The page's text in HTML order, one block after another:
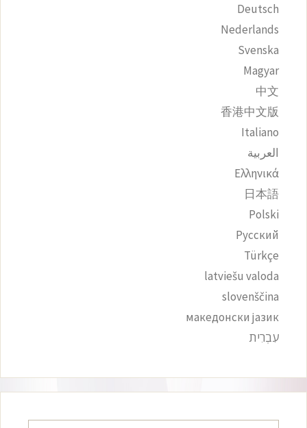
Deutsch
Nederlands
Svenska
Magyar
中文
香港中文版
Italiano
العربية
Ελληνικά
日本語
Polski
Русский
Türkçe
latviešu valoda
slovenščina
македонски јазик
עִבְרִית